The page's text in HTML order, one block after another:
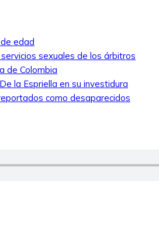
edad
sexuales de los árbitros
de Colombia
la Espriella en su investidura
como desaparecidos